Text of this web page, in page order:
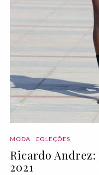
MODA COLEÇÕES
Ricardo
2021